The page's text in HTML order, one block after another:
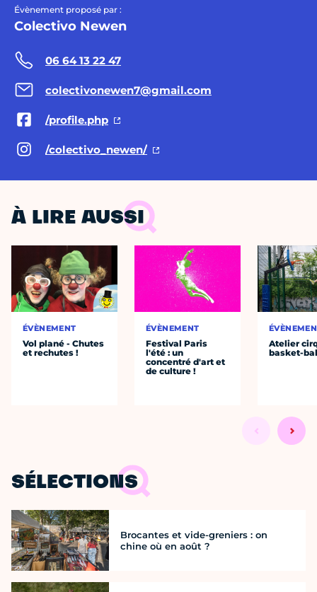
Évènement proposé par :
Colectivo Newen
06 64 13 22 47
colectivonewen7@gmail.com
/profile.php
/colectivo_newen/
À LIRE AUSSI
ÉVÈNEMENT
Vol plané - Chutes
et rechutes !
ÉVÈNEMENT
Festival Paris
l'été : un
concentré d'art et
de culture !
Atelier
basket-
SÉLECTIONS
Brocantes et vide-greniers : on
chine où en août ?